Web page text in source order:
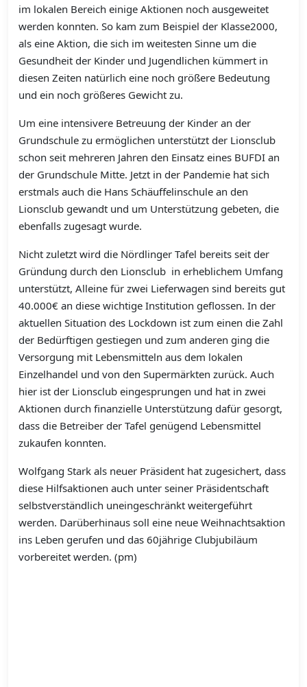
im lokalen Bereich einige Aktionen noch ausgeweitet
werden konnten. So kam zum Beispiel der Klasse2000,
als eine Aktion, die sich im weitesten Sinne um die
Gesundheit der Kinder und Jugendlichen kümmert in
diesen Zeiten natürlich eine noch größere Bedeutung
und ein noch größeres Gewicht zu.
Um eine intensivere Betreuung der Kinder an der
Grundschule zu ermöglichen unterstützt der Lionsclub
schon seit mehreren Jahren den Einsatz eines BUFDI an
der Grundschule Mitte. Jetzt in der Pandemie hat sich
erstmals auch die Hans Schäuffelinschule an den
Lionsclub gewandt und um Unterstützung gebeten, die
ebenfalls zugesagt wurde.
Nicht zuletzt wird die Nördlinger Tafel bereits seit der
Gründung durch den Lionsclub in erheblichem Umfang
unterstützt, Alleine für zwei Lieferwagen sind bereits gut
40.000€ an diese wichtige Institution geflossen. In der
aktuellen Situation des Lockdown ist zum einen die Zahl
der Bedürftigen gestiegen und zum anderen ging die
Versorgung mit Lebensmitteln aus dem lokalen
Einzelhandel und von den Supermärkten zurück. Auch
hier ist der Lionsclub eingesprungen und hat in zwei
Aktionen durch finanzielle Unterstützung dafür gesorgt,
dass die Betreiber der Tafel genügend Lebensmittel
zukaufen konnten.
Wolfgang Stark als neuer Präsident hat zugesichert, dass
diese Hilfsaktionen auch unter seiner Präsidentschaft
selbstverständlich uneingeschränkt weitergeführt
werden. Darüberhinaus soll eine neue Weihnachtsaktion
ins Leben gerufen und das 60jährige Clubjubiläum
vorbereitet werden. (pm)